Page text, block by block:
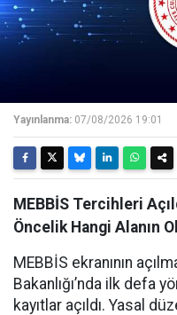
Yayınlanma: 07/08/2026 19:01
MEBBİS Tercihleri
Öncelik Hangi Alanın
MEBBİS ekranının
Bakanlığı’nda ilk defa
kayıtlar açıldı. Yasal